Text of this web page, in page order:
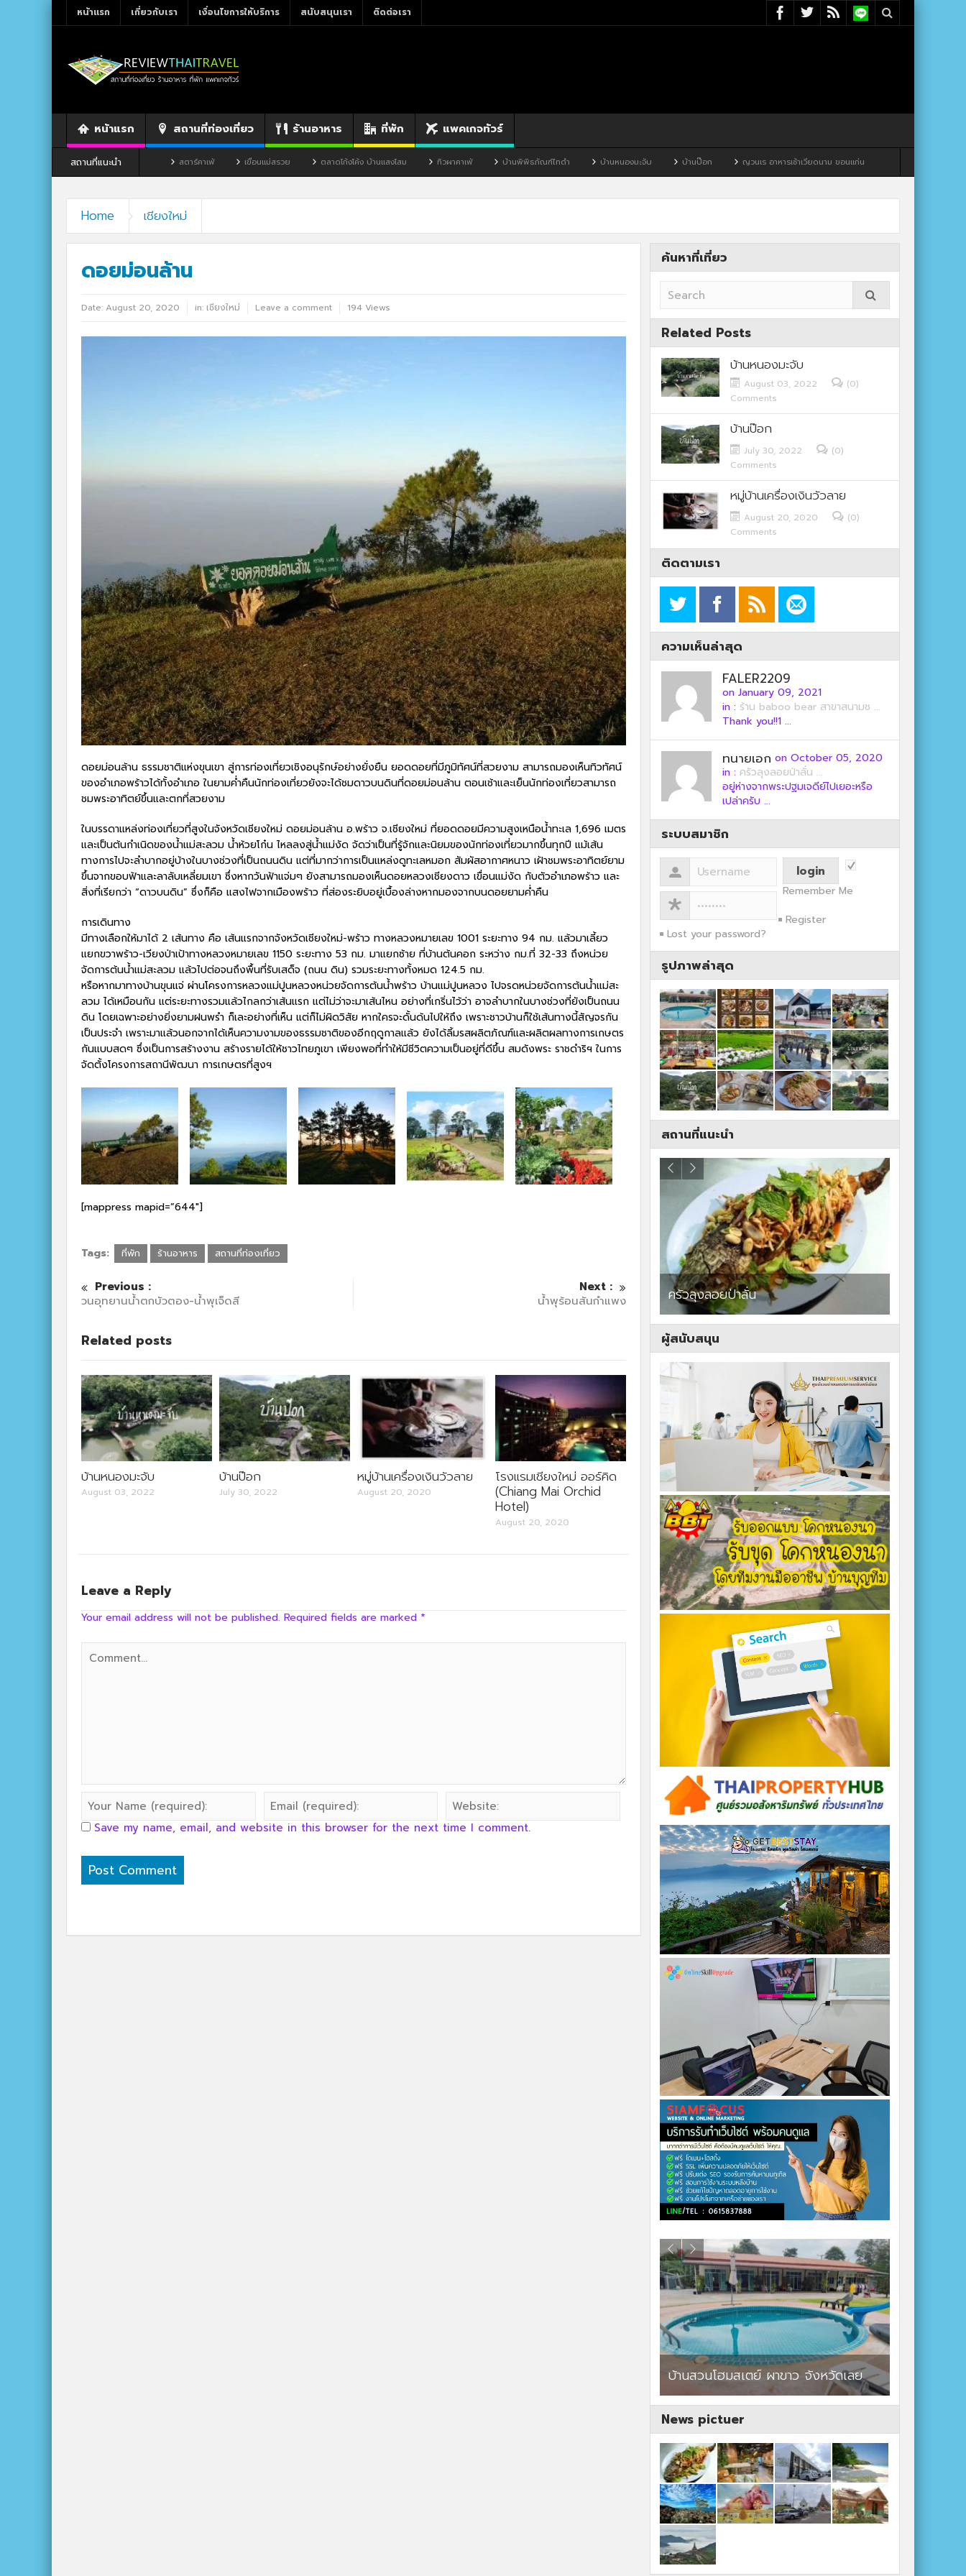
หน้าแรก เกี่ยวกับเรา เงื่อนไขการให้บริการ สนับสนุนเรา ติดต่อเรา
หน้าแรก สถานที่ท่องเที่ยว ร้านอาหาร ที่พัก แพคเกจทัวร์
สถานที่แนะนำ
สตาร์คาเฟ่ เขื่อนแม่สรวย ตลาดโก้งโค้ง บ้านแสงโสม ทิวผาคาเฟ่ บ้านพิพิธภัณฑ์ไทดำ บ้านหนองมะจับ บ้านป๊อก ญวนเร อาหารเช้าเวียดนาม ขอนแก่น
Home เชียงใหม่
ดอยม่อนล้าน
Date: August 20, 2020 in: เชียงใหม่ Leave a comment 194 Views
ดอยม่อนล้าน ธรรมชาติแห่งขุนเขา สู่การท่องเที่ยวเชิงอนุรักษ์อย่างยั่งยืน ยอดดอยที่มีภูมิทัศน์ที่สวยงาม สามารถมองเห็นทิวทัศน์
ของอำเภอพร้าวได้ทั้งอำเภอ ในยามค่ำคืนนักท่องเที่ยวยังจะได้ชมดาวบนดินที่ดอยม่อนล้าน ตอนเช้าและเย็นนักท่องเที่ยวสามารถ
ชมพระอาทิตย์ขึ้นและตกที่สวยงาม
ในบรรดาแหล่งท่องเที่ยวที่สูงในจังหวัดเชียงใหม่ ดอยม่อนล้าน อ.พร้าว จ.เชียงใหม่ ที่ยอดดอยมีความสูงเหนือน้ำทะเล 1,696 เมตร
และเป็นต้นกำเนิดของน้ำแม่สะลวม น้ำห้วยโก๋น ไหลลงสู่น้ำแม่งัด จัดว่าเป็นที่รู้จักและนิยมของนักท่องเที่ยวมากขึ้นทุกปี แม้เส้น
ทางการไปจะลำบากอยู่บ้างในบางช่วงที่เป็นถนนดิน แต่ที่มากว่าการเป็นแหล่งดูทะเลหมอก สัมผัสอากาศหนาว เฝ้าชมพระอาทิตย์ยาม
ขึ้นจากขอบฟ้าและลาลับเหลี่ยมเขา ซึ่งหากวันฟ้าแจ่มๆ ยังสามารถมองเห็นดอยหลวงเชียงดาว เขื่อนแม่งัด กับตัวอำเภอพร้าว และ
สิ่งที่เรียกว่า “ดาวบนดิน” ซึ่งก็คือ แสงไฟจากเมืองพร้าว ที่ส่องระยิบอยู่เบื้องล่างหากมองจากบนดอยยามค่ำคืน
การเดินทาง
มีทางเลือกให้มาได้ 2 เส้นทาง คือ เส้นแรกจากจังหวัดเชียงใหม่-พร้าว ทางหลวงหมายเลข 1001 ระยะทาง 94 กม. แล้วมาเลี้ยว
แยกขวาพร้าว-เวียงป่าเป้าทางหลวงหมายเลข 1150 ระยะทาง 53 กม. มาแยกซ้าย ที่บ้านต้นคอก ระหว่าง กม.ที่ 32-33 ถึงหน่วย
จัดการต้นน้ำแม่สะลวม แล้วไปต่อจนถึงพื้นที่รับเสด็จ (ถนน ดิน) รวมระยะทางทั้งหมด 124.5 กม.
หรือหากมาทางบ้านขุนแจ่ ผ่านโครงการหลวงแม่ปูนหลวงหน่วยจัดการต้นน้ำพร้าว บ้านแม่ปูนหลวง ไปจรดหน่วยจัดการต้นน้ำแม่สะ
ลวม ได้เหมือนกัน แต่ระยะทางรวมแล้วไกลกว่าเส้นแรก แต่ไม่ว่าจะมาเส้นไหน อย่างที่เกริ่นไว้ว่า อาจลำบากในบางช่วงที่ยังเป็นถนน
ดิน โดยเฉพาะอย่างยิ่งยามฝนพรำ ก็เละอย่างที่เห็น แต่ก็ไม่ผิดวิสัย หากใครจะดั้นด้นไปให้ถึง เพราะชาวบ้านก็ใช้เส้นทางนี้สัญจรกัน
เป็นประจำ เพราะมาแล้วนอกจากได้เห็นความงามของธรรมชาติของอีกฤดูกาลแล้ว ยังได้ลิ้มรสผลิตภัณฑ์และผลิตผลทางการเกษตร
กันแบบสดๆ ซึ่งเป็นการสร้างงาน สร้างรายได้ให้ชาวไทยภูเขา เพียงพอที่ทำให้มีชีวิตความเป็นอยู่ที่ดีขึ้น สมดังพระ ราชดำริฯ ในการ
จัดตั้งโครงการสถานีพัฒนา การเกษตรที่สูงฯ
[mappress mapid=”644″]
Tags: ที่พัก ร้านอาหาร สถานที่ท่องเที่ยว
Previous :
วนอุทยานน้ำตกบัวตอง-น้ำพุเจ็ดสี
Next :
น้ำพุร้อนสันกำแพง
Related posts
บ้านหนองมะจับ
August 03, 2022
บ้านป๊อก
July 30, 2022
หมู่บ้านเครื่องเงินวัวลาย
August 20, 2020
โรงแรมเชียงใหม่ ออร์คิด
(Chiang Mai Orchid
Hotel)
August 20, 2020
Leave a Reply
Your email address will not be published. Required fields are marked *
Save my name, email, and website in this browser for the next time I comment.
ค้นหาที่เที่ยว
Related Posts
บ้านหนองมะจับ
August 03, 2022
(0)
Comments
บ้านป๊อก
July 30, 2022
(0)
Comments
หมู่บ้านเครื่องเงินวัวลาย
August 20, 2020
(0)
Comments
ติดตามเรา
ความเห็นล่าสุด
FALER2209
on January 09, 2021
in : ร้าน baboo bear สาขาสนามช ...
Thank you!!1 ...
ทนายเอก on October 05, 2020
in : ครัวลุงลอยป่าลั่น ...
อยู่ห่างจากพระปฐมเจดีย์ไปเยอะหรือ
เปล่าครับ ...
ระบบสมาชิก
Remember Me
Register
Lost your password?
รูปภาพล่าสุด
สถานที่แนะนำ
ร้าน baboo bear สาขาสนามชัยเขต
ผู้สนับสนุน
ร้านอาหาร By แม่แฝด
News pictuer